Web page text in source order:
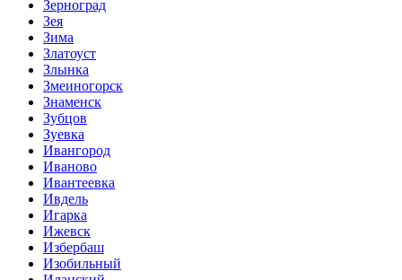
Зерноград
Зея
Зима
Златоуст
Злынка
Змеиногорск
Знаменск
Зубцов
Зуевка
Ивангород
Иваново
Ивантеевка
Ивдель
Игарка
Ижевск
Избербаш
Изобильный